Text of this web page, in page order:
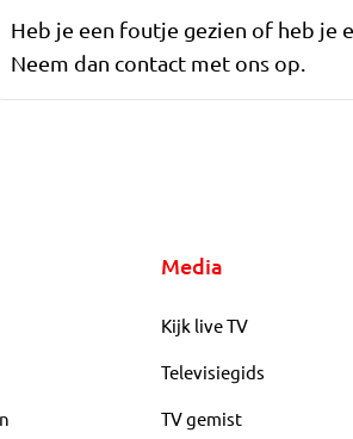
Heb je een foutje gezien of heb je
Neem dan contact met ons op.
Media
Kijk live TV
Televisiegids
TV gemist